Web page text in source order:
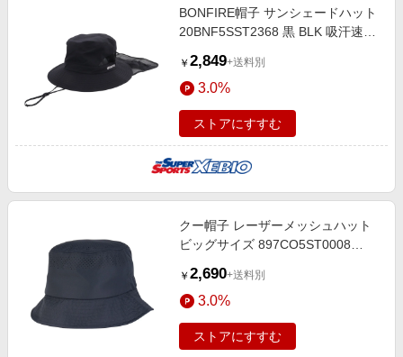
BONFIRE帽子 サンシェードハット
20BNF5SST2368 黒 BLK 吸汗速乾
紫外線 撥水 園芸 ガーデニング
￥ 2,849+送料別
3.0%
ストアにすすむ
クー帽子 レーザーメッシュハット
ビッグサイズ 897CO5ST0008
熱中症対策
￥ 2,690+送料別
3.0%
ストアにすすむ